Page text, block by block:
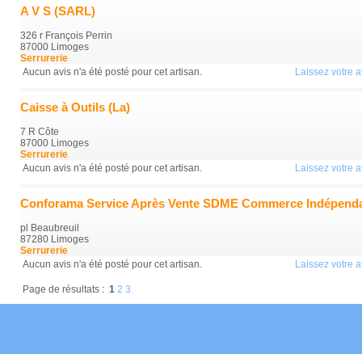
A V S (SARL)
326 r François Perrin
87000 Limoges
Serrurerie
Aucun avis n'a été posté pour cet artisan.
Laissez votre
Caisse à Outils (La)
7 R Côte
87000 Limoges
Serrurerie
Aucun avis n'a été posté pour cet artisan.
Laissez votre
Conforama Service Après Vente SDME Commerce
pl Beaubreuil
87280 Limoges
Serrurerie
Aucun avis n'a été posté pour cet artisan.
Laissez votre
Page de résultats : 1 2 3